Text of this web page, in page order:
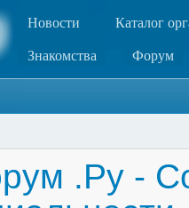
Новости Каталог
Знакомства Форум
.Ру -